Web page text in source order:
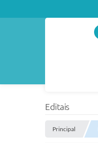
Editais
Principal